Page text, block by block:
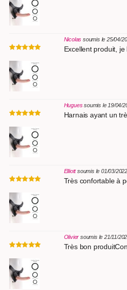
Nicolas soumis le 25/04/
Excellent produit,
Huguessoumis le 19/04/
Harnais ayant un
Elliottsoumis le 01/03/
Très confortable à
Olivier soumis le 21/11/
Très bon